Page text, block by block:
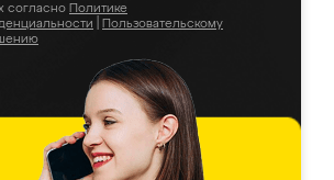
согласно Политике
Пользовательскому